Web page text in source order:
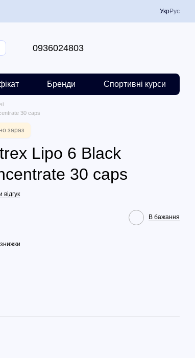
УкрРус
0936024803
Бренди Спортивні курси
30 caps
зараз
Lipo 6 Black
30 caps
В бажання